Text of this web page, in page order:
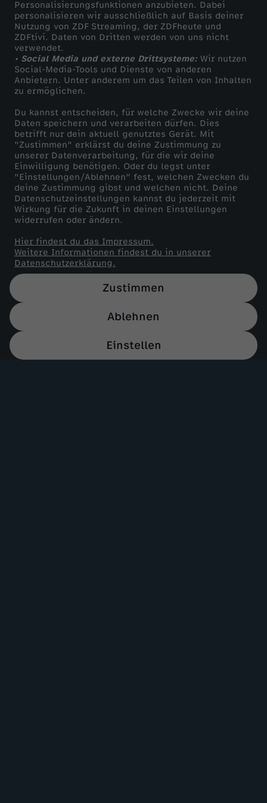
Personalisierungsfunktionen anzubieten. Dabei
personalisieren wir ausschließlich auf Basis deiner
Nutzung von ZDF Streaming, der ZDFheute und
ZDFtivi. Daten von Dritten werden von uns nicht
verwendet.
• Social Media und externe Drittsysteme: Wir nutzen
Social-Media-Tools und Dienste von anderen
Anbietern. Unter anderem um das Teilen von Inhalten
zu ermöglichen.
Du kannst entscheiden, für welche Zwecke wir deine
Daten speichern und verarbeiten dürfen. Dies
betrifft nur dein aktuell genutztes Gerät. Mit
"Zustimmen" erklärst du deine Zustimmung zu
unserer Datenverarbeitung, für die wir deine
Einwilligung benötigen. Oder du legst unter
"Einstellungen/Ablehnen" fest, welchen Zwecken du
deine Zustimmung gibst und welchen nicht. Deine
Datenschutzeinstellungen kannst du jederzeit mit
Wirkung für die Zukunft in deinen Einstellungen
widerrufen oder ändern.
Hier findest du das Impressum.
Weitere Informationen findest du in unserer
Datenschutzerklärung.
Zustimmen
Ablehnen
Einstellen